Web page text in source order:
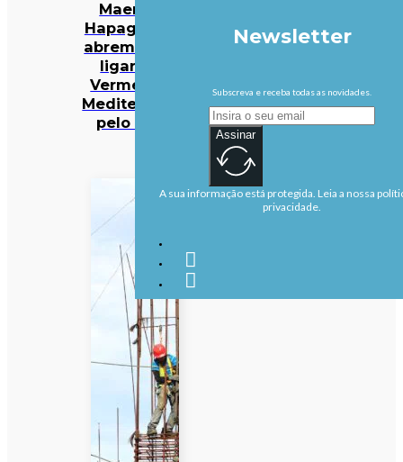
Maersk e
Hapag-Lloyd
abrem rota a
ligar Mar
Vermelho a
Mediterrâneo
pelo Suez
Newsletter
Subscreva e receba todas as novidades.
Assinar
A sua informação está protegida. Leia a nossa
privacidade.